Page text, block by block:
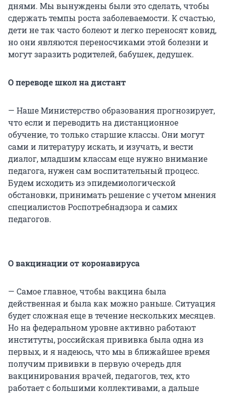
днями. Мы вынуждены были это сделать, чтобы
сдержать темпы роста заболеваемости. К счастью,
дети не так часто болеют и легко переносят ковид,
но они являются переносчиками этой болезни и
могут заразить родителей, бабушек, дедушек.
О переводе школ на дистант
— Наше Министерство образования прогнозирует,
что если и переводить на дистанционное
обучение, то только старшие классы. Они могут
сами и литературу искать, и изучать, и вести
диалог, младшим классам еще нужно внимание
педагога, нужен сам воспитательный процесс.
Будем исходить из эпидемиологической
обстановки, принимать решение с учетом мнения
специалистов Роспотребнадзора и самих
педагогов.
О вакцинации от коронавируса
— Самое главное, чтобы вакцина была
действенная и была как можно раньше. Ситуация
будет сложная еще в течение нескольких месяцев.
Но на федеральном уровне активно работают
институты, российская прививка была одна из
первых, и я надеюсь, что мы в ближайшее время
получим прививки в первую очередь для
вакцинирования врачей, педагогов, тех, кто
работает с большими коллективами, а дальше